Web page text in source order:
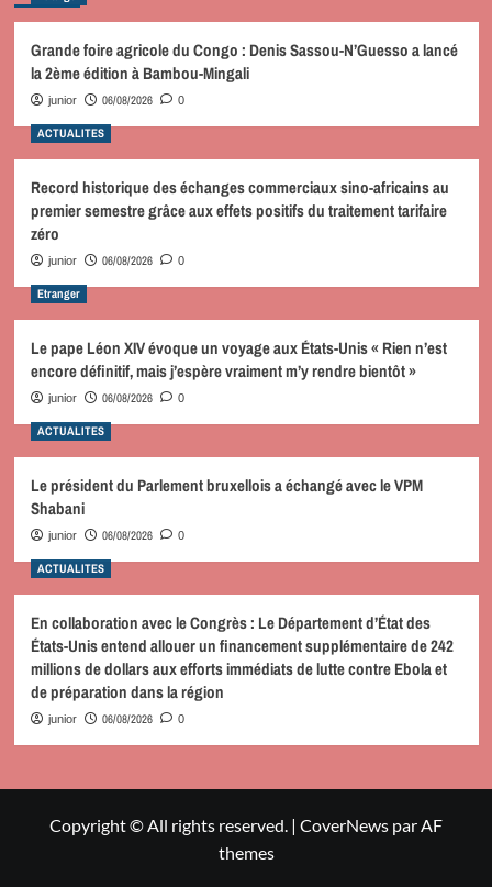
Grande foire agricole du Congo : Denis Sassou-N’Guesso a lancé
la 2ème édition à Bambou-Mingali
junior 06/08/2026 0
ACTUALITES
Record historique des échanges commerciaux sino-africains au
premier semestre grâce aux effets positifs du traitement tarifaire
zéro
junior 06/08/2026 0
Etranger
Le pape Léon XIV évoque un voyage aux États-Unis « Rien n’est
encore définitif, mais j’espère vraiment m’y rendre bientôt »
junior 06/08/2026 0
ACTUALITES
Le président du Parlement bruxellois a échangé avec le VPM
Shabani
junior 06/08/2026 0
ACTUALITES
En collaboration avec le Congrès : Le Département d’État des
États-Unis entend allouer un financement supplémentaire de 242
millions de dollars aux efforts immédiats de lutte contre Ebola et
de préparation dans la région
junior 06/08/2026 0
Copyright © All rights reserved. | CoverNews par AF
themes